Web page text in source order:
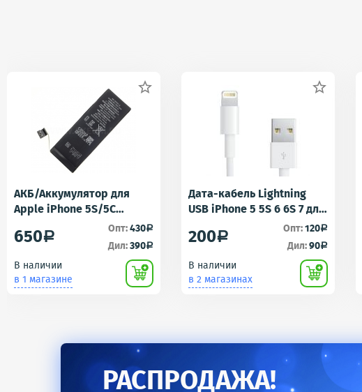

АКБ/Аккумулятор для
Apple iPhone 5S/5C
(Айфон 5C/5Ц) тех. упак.
OEM
650a Опт:430a
Дил:390a
В наличии
в 1 магазине

Дата-кабель Lightning
USB iPhone 5 5S 6 6S 7 для
iPad 4 iPad mini iPad Air -
AA
200a Опт:120a
Дил:90a
В наличии
в 2 магазинах
РАСПРОДАЖА!